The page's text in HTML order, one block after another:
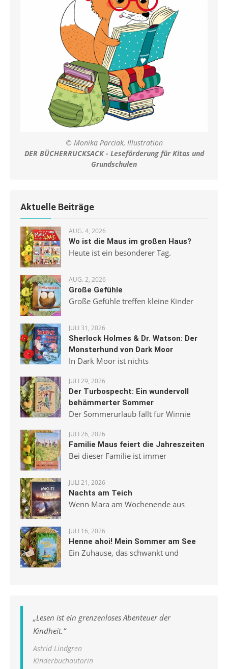
© Monika Parciak, Illustration
DER BÜCHERRUCKSACK - Leseförderung für Kitas und
Grundschulen
Aktuelle Beiträge
AUG. 4, 2026
Wo ist die Maus im großen Haus?
Heute ist ein besonderer Tag.
AUG. 2, 2026
Große Gefühle
Große Gefühle treffen kleine Kinder
JULI 31, 2026
Sherlock Holmes & Dr. Watson: Der
Monsterhund von Dark Moor
In Dark Moor ist nichts
JULI 29, 2026
Der Turbospecht: Ein wundervoll
behämmerter Sommer
Der Sommerurlaub fällt für Winnie
JULI 26, 2026
Familie Maus feiert die Jahreszeiten
Bei dieser Familie ist immer
JULI 21, 2026
Nachts am Teich
Wenn Mara am Wochenende aus
JULI 16, 2026
Henne ahoi! Mein Sommer am See
Ein Zuhause, das schwankt und
„Lesen ist ein grenzenloses Abenteuer der
Kindheit.“
Astrid Lindgren
Kinderbuchautorin